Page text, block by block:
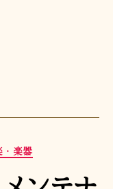
・楽器